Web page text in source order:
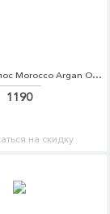
Масло для волос Morocco Argan Oil Morocco Argan Oil MO046LWFCJ21
1190
на скидку